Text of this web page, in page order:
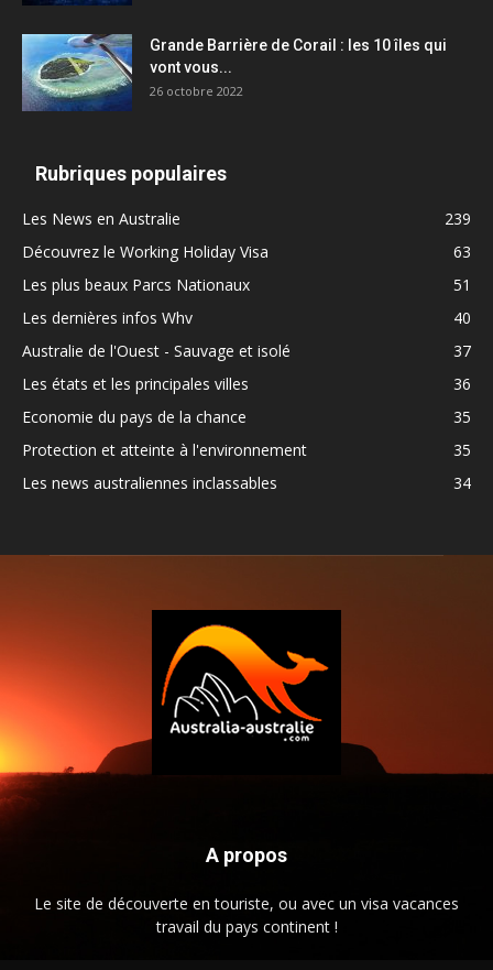
Grande Barrière de Corail : les 10 îles qui
vont vous...
26 octobre 2022
Rubriques populaires
Les News en Australie
239
Découvrez le Working Holiday Visa
63
Les plus beaux Parcs Nationaux
51
Les dernières infos Whv
40
Australie de l'Ouest - Sauvage et isolé
37
Les états et les principales villes
36
Economie du pays de la chance
35
Protection et atteinte à l'environnement
35
Les news australiennes inclassables
34
A propos
Le site de découverte en touriste, ou avec un visa vacances
travail du pays continent !